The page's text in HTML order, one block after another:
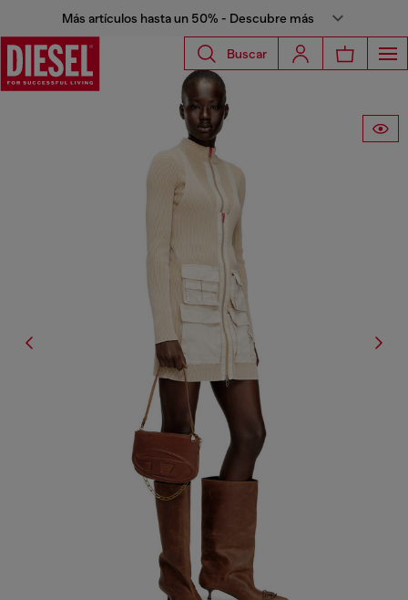
Más artículos hasta un 50% - Descubre más
Buscar